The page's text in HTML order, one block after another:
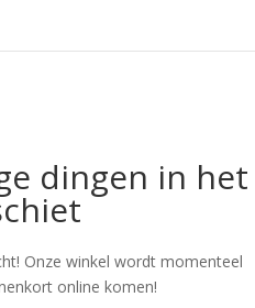
dingen in het
Onze winkel wordt momenteel
online komen!